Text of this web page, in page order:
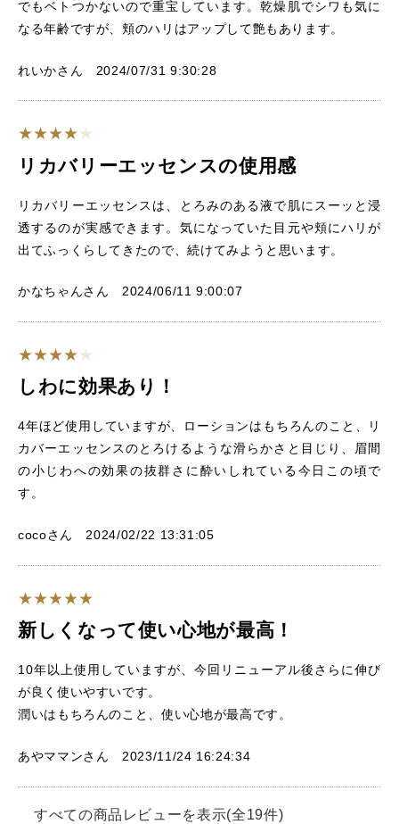
でもベトつかないので重宝しています。乾燥肌でシワも気に
なる年齢ですが、頬のハリはアップして艶もあります。
れいかさん 2024/07/31 9:30:28
リカバリーエッセンスの使用感
リカバリーエッセンスは、とろみのある液で肌にスーッと浸
透するのが実感できます。気になっていた目元や頬にハリが
出てふっくらしてきたので、続けてみようと思います。
かなちゃんさん 2024/06/11 9:00:07
しわに効果あり！
4年ほど使用していますが、ローションはもちろんのこと、リ
カバーエッセンスのとろけるような滑らかさと目じり、眉間
の小じわへの効果の抜群さに酔いしれている今日この頃で
す。
cocoさん 2024/02/22 13:31:05
新しくなって使い心地が最高！
10年以上使用していますが、今回リニューアル後さらに伸び
が良く使いやすいです。
潤いはもちろんのこと、使い心地が最高です。
あやママンさん 2023/11/24 16:24:34
すべての商品レビューを表示(全19件)